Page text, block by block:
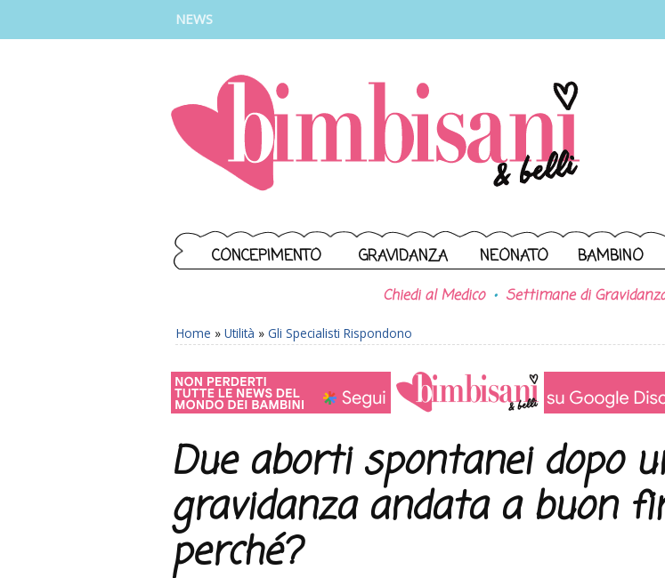
NEWS
CONCEPIMENTO GRAVIDANZA NEONATO BAMBINO
Chiedi al Medico Settimane di
Home » Utilità » Gli Specialisti Rispondono
Due aborti spontanei dopo
gravidanza andata a buon
perché?